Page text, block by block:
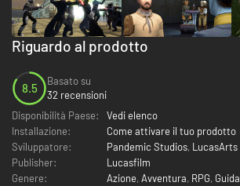
Riguardo al prodotto
8.5
Basato su
32 recensioni
Disponibilità Paese:
Vedi elenco
Installazione:
Come attivare il tuo prodotto
Sviluppatore:
Pandemic Studios, LucasArts
Publisher:
Lucasfilm
Genere:
Azione, Avventura, RPG, Guida